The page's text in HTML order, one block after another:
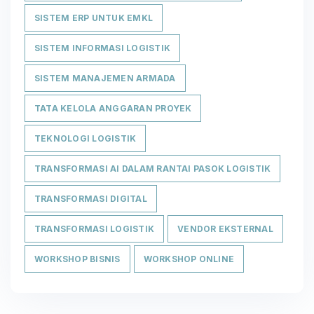
SISTEM ERP UNTUK EMKL
SISTEM INFORMASI LOGISTIK
SISTEM MANAJEMEN ARMADA
TATA KELOLA ANGGARAN PROYEK
TEKNOLOGI LOGISTIK
TRANSFORMASI AI DALAM RANTAI PASOK LOGISTIK
TRANSFORMASI DIGITAL
TRANSFORMASI LOGISTIK VENDOR EKSTERNAL
WORKSHOP BISNIS WORKSHOP ONLINE